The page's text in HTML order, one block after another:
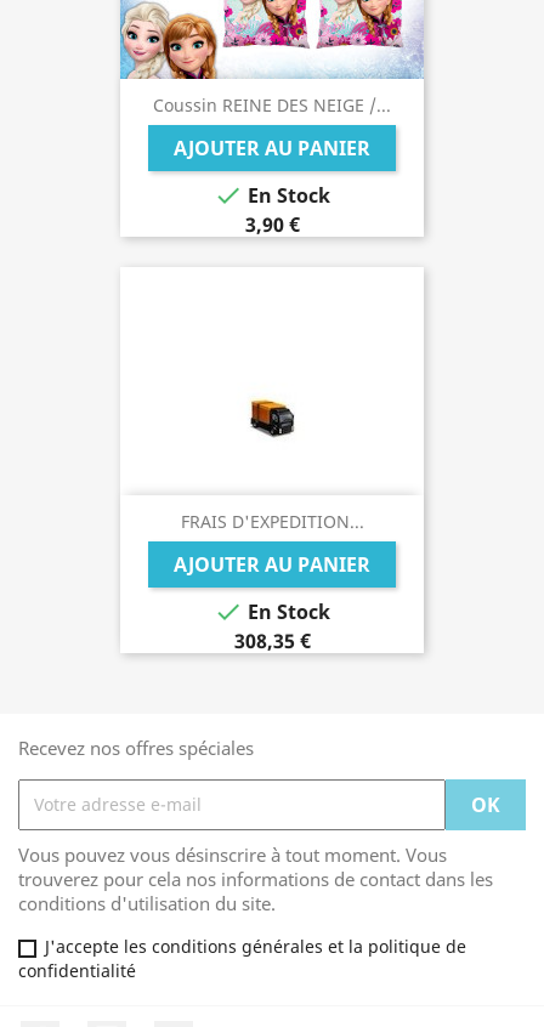
Coussin REINE DES NEIGE /...
AJOUTER AU PANIER
 En Stock
3,90 €
FRAIS D'EXPEDITION...
AJOUTER AU PANIER
 En Stock
308,35 €
Recevez nos offres spéciales
Vous pouvez vous désinscrire à tout moment. Vous
trouverez pour cela nos informations de contact dans les
conditions d'utilisation du site.
J'accepte les conditions générales et la politique de
confidentialité